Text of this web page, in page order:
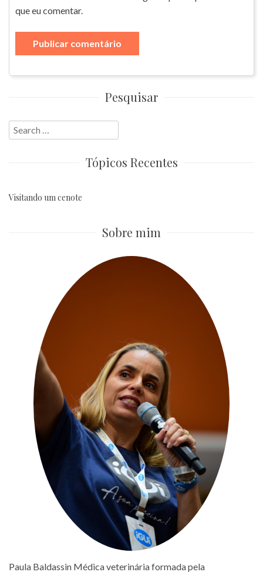
que eu comentar.
Pesquisar
Search
for:
Tópicos Recentes
Visitando um cenote
Sobre mim
Paula Baldassin Médica veterinária formada pela